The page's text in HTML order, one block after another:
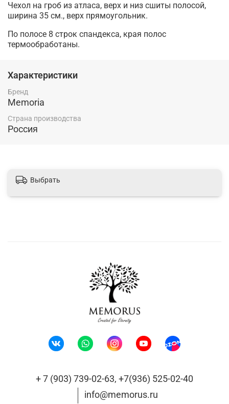
Чехол на гроб из атласа, верх и низ сшиты полосой,
ширина 35 см., верх прямоугольник.
По полосе 8 строк спандекса, края полос
термообработаны.
Характеристики
Бренд
Memoria
Страна производства
Россия
Выбрать
+ 7 (903) 739-02-63, +7(936) 525-02-40
info@memorus.ru